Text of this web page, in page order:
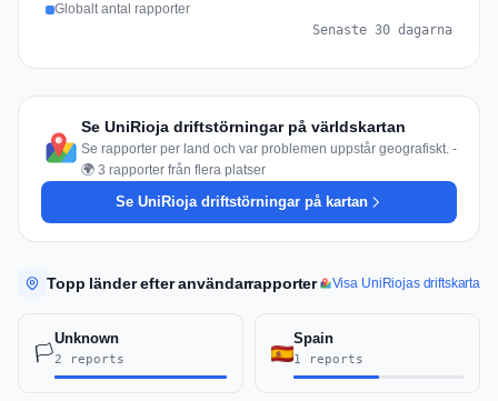
Globalt antal rapporter
Senaste 30 dagarna
Se UniRioja driftstörningar på världskartan
Se rapporter per land och var problemen uppstår geografiskt. -
🌍 3 rapporter från flera platser
Se UniRioja driftstörningar på kartan
Topp länder efter användarrapporter Visa UniRiojas driftskarta
🏳️
Unknown
2 reports
Spain
1 reports